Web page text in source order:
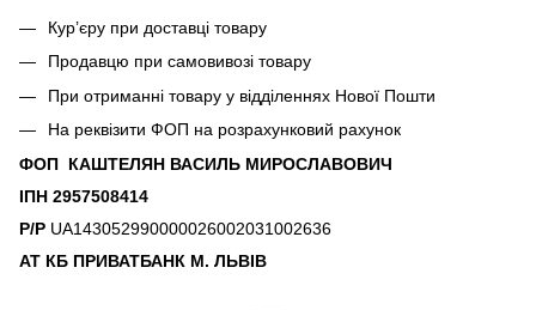
Кур’єру при доставці товару
Продавцю при самовивозі товару
При отриманні товару у відділеннях Нової Пошти
На реквізити ФОП на розрахунковий рахунок
ФОП КАШТЕЛЯН ВАСИЛЬ МИРОСЛАВОВИЧ
ІПН 2957508414
Р/Р UA143052990000026002031002636
АТ КБ ПРИВАТБАНК М. ЛЬВІВ